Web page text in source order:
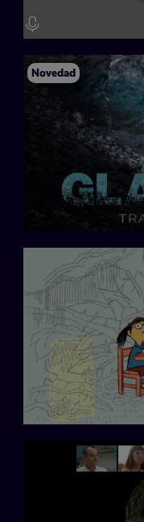
Novedad